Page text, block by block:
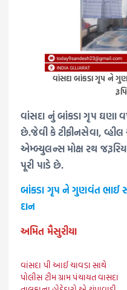
વાંસદા બાંકડા ગૃપ ને
વાંસદા નું બાંકડા ગૃપ ઘણા
છે.જેવી કે ટીફીનસેવા,
એમ્બ્યુલન્સ મોક્ષ રથ
પૂરી પાડે છે.
બાંકડા ગૃપ ને ગુણવંત ભાઈ
દાન
અમિત મૈસુરીયા
વાંસદા પી આઈ ચાવડા સાથે
પોલીસ ટીમ ગ્રામ પંચાયત વાસદા